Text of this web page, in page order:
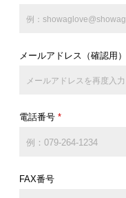
メールアドレス（確認用）
電話番号 *
FAX番号